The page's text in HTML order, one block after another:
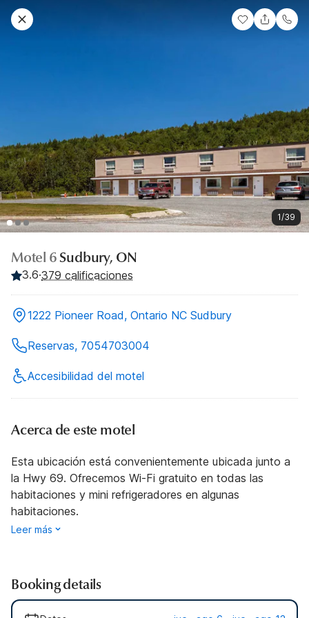
1/39
Motel 6Sudbury, ON
3.6·379 calificaciones
1222 Pioneer Road, Ontario NC Sudbury
Reservas, 7054703004
Accesibilidad del motel
Acerca de este motel
Esta ubicación está convenientemente ubicada junto a
la Hwy 69. Ofrecemos Wi-Fi gratuito en todas las
habitaciones y mini refrigeradores en algunas
habitaciones.
Leer más
Booking details